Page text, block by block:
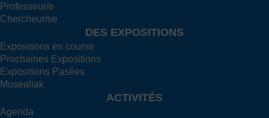
Professeur/e
Chercheur/se
DES EXPOSITIONS
Expositions en course
Prochaines Expositions
Expositions Pasées
Musealiak
ACTIVITÉS
Agenda